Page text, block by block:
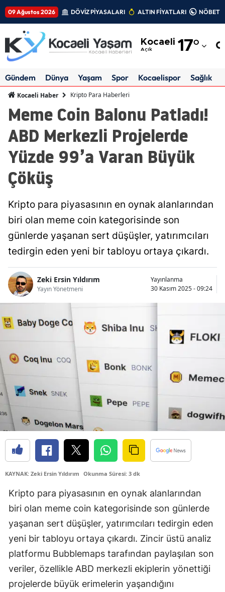
09 Ağustos 2026 DÖVİZ PİYASALARI ALTIN FİYATLARI
Kocaeli
Açık 17°
Adıyaman
Amasya
Ankara
Antalya
Balıkesir
Bilecik
Bingöl
Bitlis
Bursa
Çankırı
Denizli
Diyarbakır
Edirne
Erzincan
Erzurum
Eskişehir
Gaziantep
Giresun
Gündem Dünya Yaşam Spor Kocaelispor Sağlık
Kocaeli Haber Kripto Para Haberleri
Meme Coin Balonu Patladı!
ABD Merkezli Projelerde
Yüzde 99’a Varan Büyük
Çöküş
Kripto para piyasasının en oynak alanlarından
biri olan meme coin kategorisinde son
günlerde yaşanan sert düşüşler, yatırımcıları
tedirgin eden yeni bir tabloyu ortaya çıkardı.
Zeki Ersin Yıldırım
Yayın Yönetmeni
Yayınlanma
30 Kasım 2025 - 09:24
KAYNAK: Zeki Ersin Yıldırım Okunma Süresi: 3 dk
Kripto para piyasasının en oynak alanlarından
biri olan meme coin kategorisinde son günlerde
yaşanan sert düşüşler, yatırımcıları tedirgin eden
yeni bir tabloyu ortaya çıkardı. Zincir üstü analiz
platformu Bubblemaps tarafından paylaşılan son
veriler, özellikle ABD merkezli ekiplerin yönettiği
projelerde büyük erimelerin yaşandığını